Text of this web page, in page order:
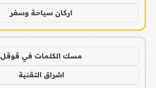
اركان سياحة وسفر
مسك الكلمات في قوقل
اشراق التقنية